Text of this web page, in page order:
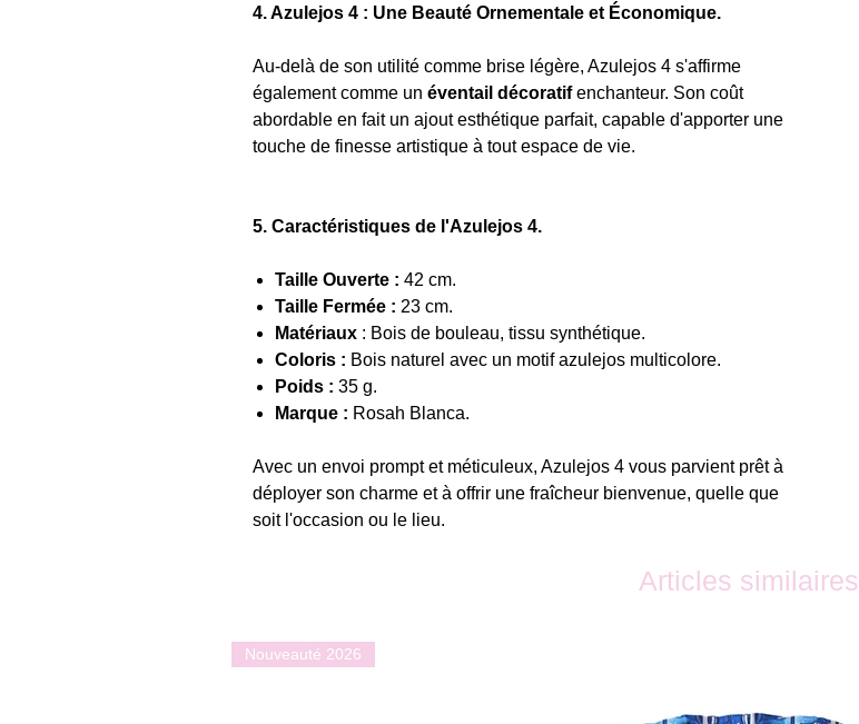
4. Azulejos 4 : Une Beauté Ornementale et Économique.
Au-delà de son utilité comme brise légère, Azulejos 4 s'affirme
également comme un éventail décoratifenchanteur. Son coût
abordable en fait un ajout esthétique parfait, capable d'apporter une
touche de finesse artistique à tout espace de vie.
5. Caractéristiques de l'Azulejos 4.
Taille Ouverte : 42 cm.
Taille Fermée : 23 cm.
Matériaux : Bois de bouleau, tissu synthétique.
Coloris : Bois naturel avec un motif azulejos multicolore.
Poids : 35 g.
Marque : Rosah Blanca.
Avec un envoi prompt et méticuleux, Azulejos 4 vous parvient prêt à
déployer son charme et à offrir une fraîcheur bienvenue, quelle que
soit l'occasion ou le lieu.
Articles similaires
Nouveauté 2026